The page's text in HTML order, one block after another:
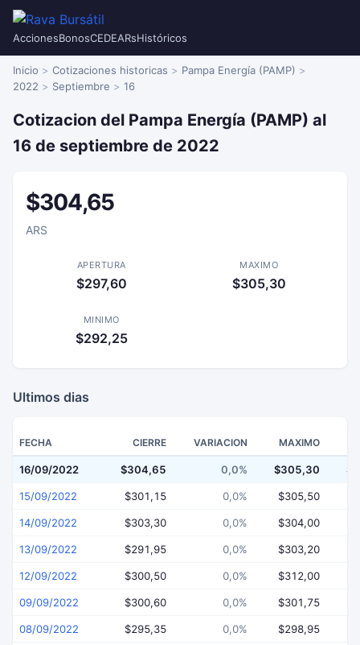
AccionesBonosCEDEARsHistóricos
Inicio Cotizaciones historicas
Pampa Energía (PAMP)
2022
Septiembre 16
Cotizacion del Pampa Energía (PAMP) al
16 de septiembre de 2022
$304,65
ARS
APERTURA
$297,60
MAXIMO
$305,30
MINIMO
$292,25
Ultimos dias
FECHA CIERRE VARIACION MAXIMO
16/09/2022 $304,65 0,0% $305,30
15/09/2022 $301,15 0,0% $305,50
14/09/2022 $303,30 0,0% $304,00
13/09/2022 $291,95 0,0% $303,20
12/09/2022 $300,50 0,0% $312,00
09/09/2022 $300,60 0,0% $301,75
08/09/2022 $295,35 0,0% $298,95